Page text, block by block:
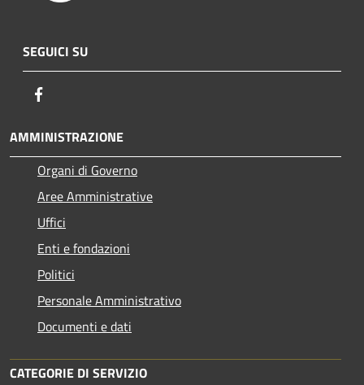
SEGUICI SU
AMMINISTRAZIONE
Organi di Governo
Aree Amministrative
Uffici
Enti e fondazioni
Politici
Personale Amministrativo
Documenti e dati
CATEGORIE DI SERVIZIO